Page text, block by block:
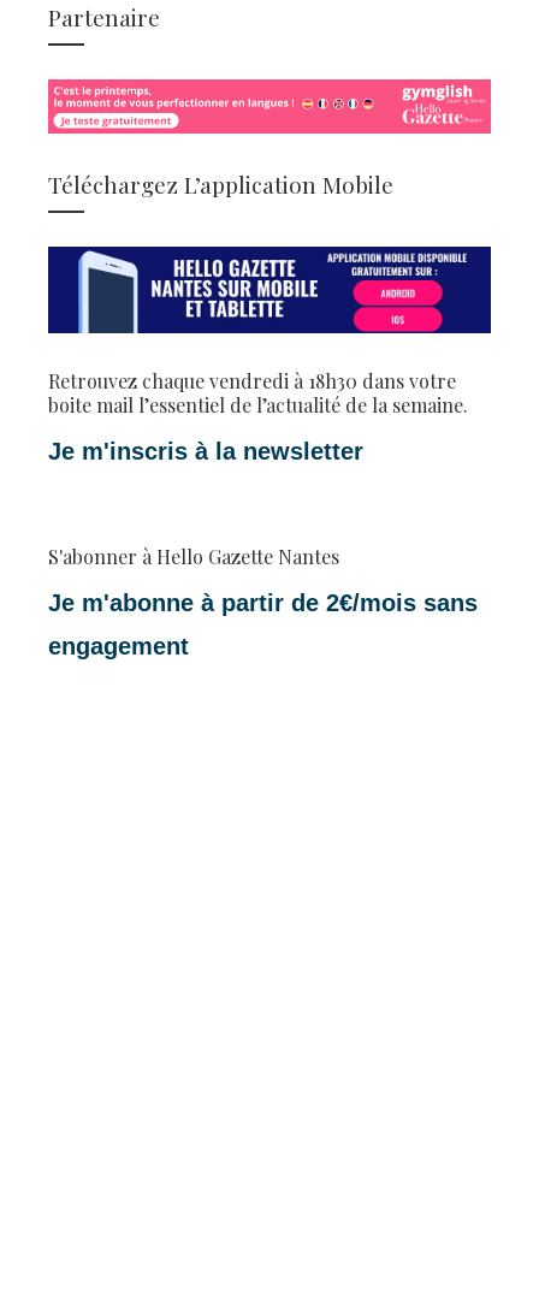
Partenaire
Téléchargez L’application Mobile
Retrouvez chaque vendredi à 18h30 dans votre
boite mail l’essentiel de l’actualité de la semaine.
Je m'inscris à la newsletter
S'abonner à Hello Gazette Nantes
Je m'abonne à partir de 2€/mois sans
engagement